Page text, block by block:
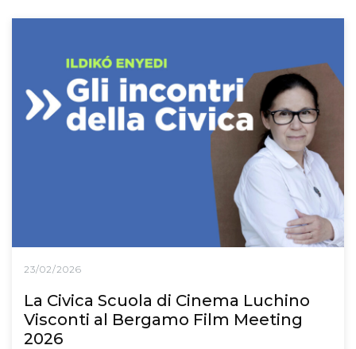
23/02/2026
La Civica Scuola di Cinema Luchino
Visconti al Bergamo Film Meeting
2026